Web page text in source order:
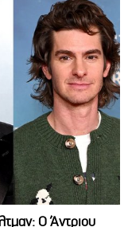
Ο Άντριου